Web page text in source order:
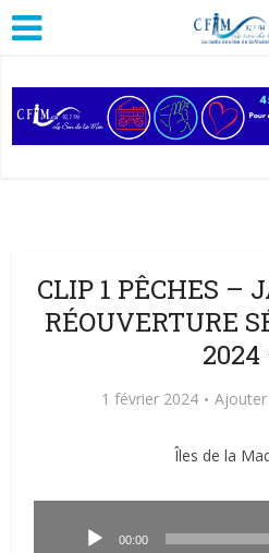
CLIP 1 PÊCHES –
RÉOUVERTURE
2024
1 février 2024
Îles de la
00:00